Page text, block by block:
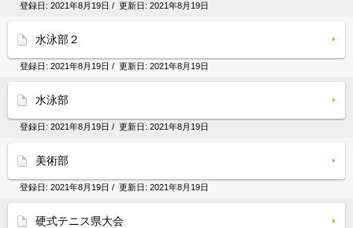
登録日: 2021年8月19日 / 更新日: 2021年8月19日
水泳部２
登録日: 2021年8月19日 / 更新日: 2021年8月19日
水泳部
登録日: 2021年8月19日 / 更新日: 2021年8月19日
美術部
登録日: 2021年8月19日 / 更新日: 2021年8月19日
硬式テニス県大会